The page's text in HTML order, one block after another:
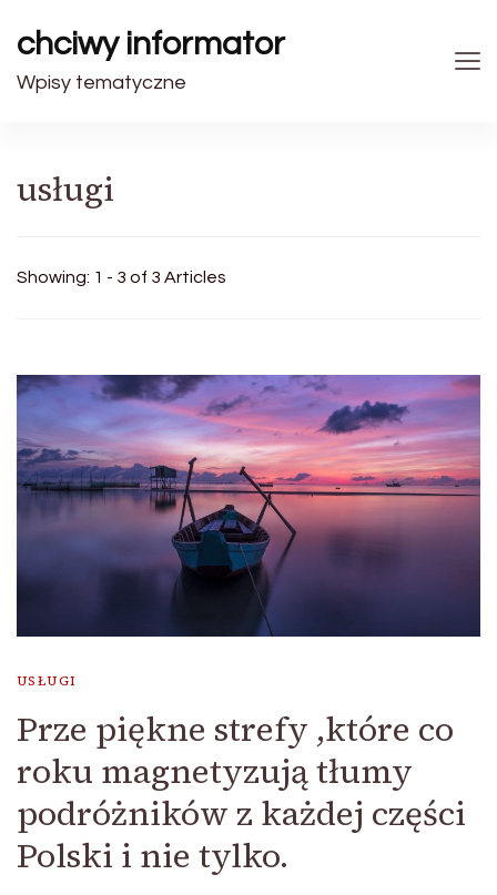
chciwy informator
Wpisy tematyczne
usługi
Showing: 1 - 3 of 3 Articles
USŁUGI
Prze piękne strefy ,które co
roku magnetyzują tłumy
podróżników z każdej części
Polski i nie tylko.